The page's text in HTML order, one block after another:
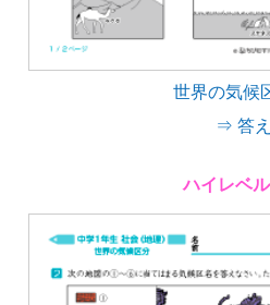
世界の気候
⇒ 答え
ハイレベ